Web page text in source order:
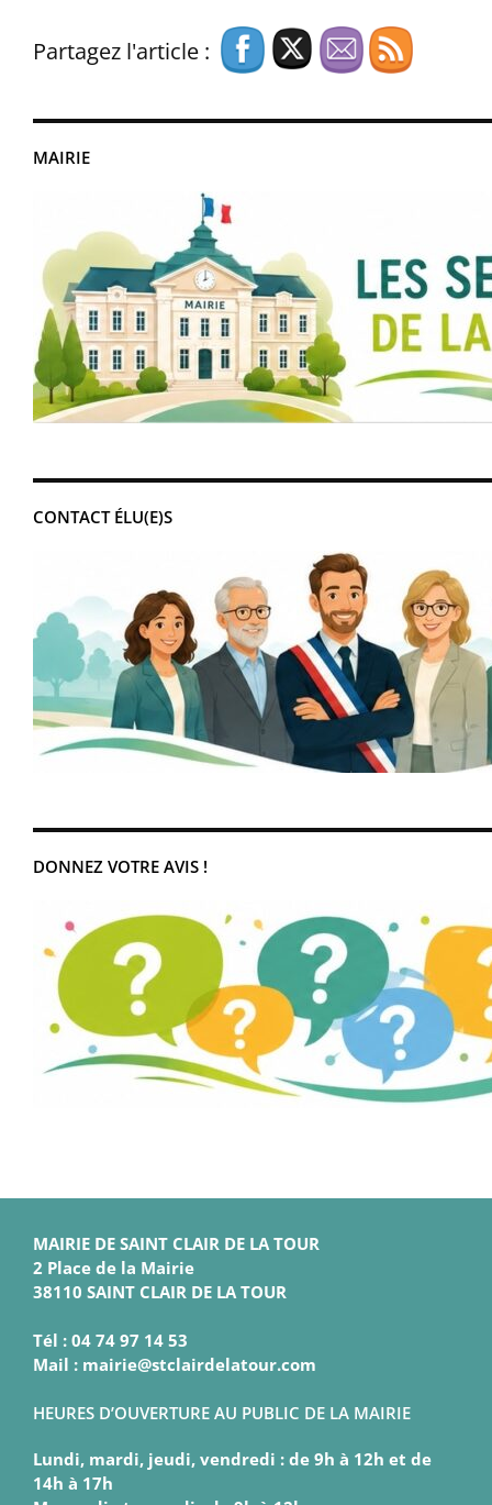
MAIRIE
CONTACT ÉLU(E)S
DONNEZ VOTRE AVIS !
Partagez l'article :
MAIRIE DE SAINT CLAIR DE LA TOUR
2 Place de la Mairie
38110 SAINT CLAIR DE LA TOUR
Tél : 04 74 97 14 53
Mail : mairie@stclairdelatour.com
HEURES D’OUVERTURE AU PUBLIC DE LA MAIRIE
Lundi, mardi, jeudi, vendredi : de 9h à 12h et de
14h à 17h